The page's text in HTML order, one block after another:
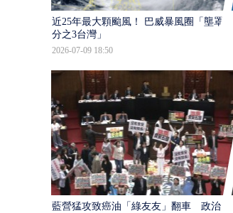
近25年最大顆颱風！ 巴威暴風圈「壟罩4
分之3台灣」
2026-07-09 18:50
藍營猛攻致癌油「綠友友」翻車 政治獻